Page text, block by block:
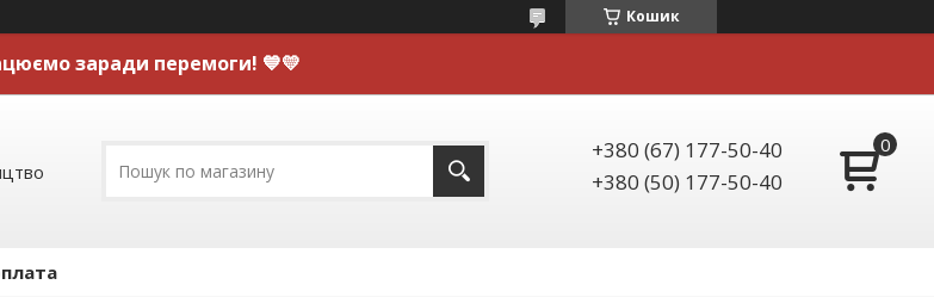
Кошик
заради перемоги! 💙💛
+380 (67) 177-50-40
+380 (50) 177-50-40